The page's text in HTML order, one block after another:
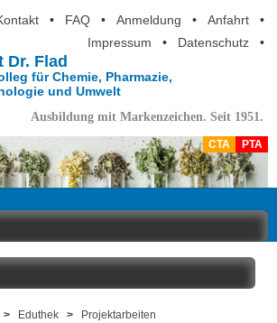
• FAQ • Anmeldung • Anfahrt
•
Impressum
• Datenschutz •
Dr. Flad
für Chemie, Pharmazie,
und Umwelt
Ausbildung mit Markenzeichen. Seit 1951.
CTA PTA
> Eduthek > Projektarbeiten